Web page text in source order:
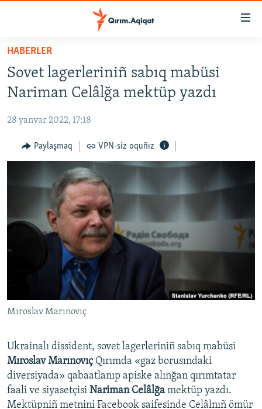
Esas
qaytmaq
Baş
qaytmaq
qaytmaq
HABERLER
CEMİYET
MEDENİYET
İNSAN AQLARI
VİDEO
BLOGLAR
FİKİR
Українською
RFE/RS bütün saytları
HABERLER
Sovet lagerleriniñ sabıq mabüsi
Nariman Celâlğa mektüp yazdı
28 yanvar 2022, 17:18
Paylaşmaq VPN-siz oquñız
Mıroslav Marınovıç
Ukrainalı dissident, sovet lagerleriniñ sabıq mabüsi
Mıroslav Marınovıç Qırımda «gaz borusındaki
diversiyada» qabaatlanıp apiske alınğan qırımtatar
faali ve siyasetçisi Nariman Celâlğa mektüp yazdı.
Mektüpniñ metnini Facebook saifesinde Celâlnıñ ömür